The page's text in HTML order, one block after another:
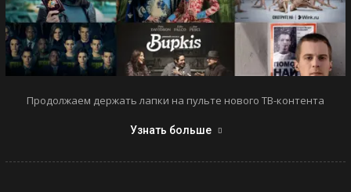
Продолжаем держать лапки на пульте нового ТВ-контента
Узнать больше